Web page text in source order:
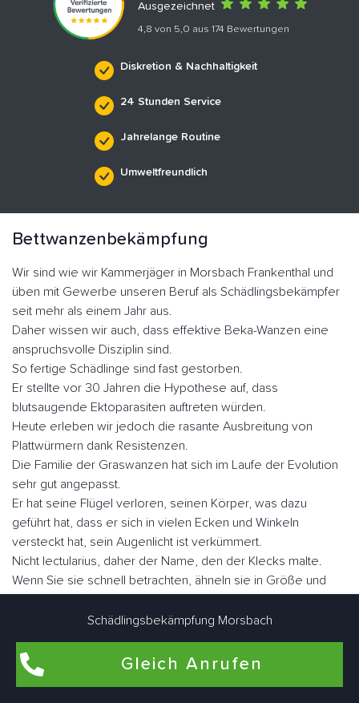
Ausgezeichnet
4,8 von 5,0 aus 174 Bewertungen
Diskretion & Nachhaltigkeit
24 Stunden Service
Jahrelange Routine
Umweltfreundlich
Bettwanzenbekämpfung
Wir sind wie wir Kammerjäger in Morsbach Frankenthal und
üben mit Gewerbe unseren Beruf als Schädlingsbekämpfer
seit mehr als einem Jahr aus.
Daher wissen wir auch, dass effektive Beka-Wanzen eine
anspruchsvolle Disziplin sind.
So fertige Schädlinge sind fast gestorben.
Er stellte vor 30 Jahren die Hypothese auf, dass
blutsaugende Ektoparasiten auftreten würden.
Heute erleben wir jedoch die rasante Ausbreitung von
Plattwürmern dank Resistenzen.
Die Familie der Graswanzen hat sich im Laufe der Evolution
sehr gut angepasst.
Er hat seine Flügel verloren, seinen Körper, was dazu
geführt hat, dass er sich in vielen Ecken und Winkeln
versteckt hat, sein Augenlicht ist verkümmert.
Nicht lectularius, daher der Name, den der Klecks malte.
Wenn Sie sie schnell betrachten, ähneln sie in Größe und
Es gibt ungefähr fünf Millionen Parasiten, wenn sie nüchtern
erreichen.
Schädlingsbekämpfung Morsbach
Gleich Anrufen